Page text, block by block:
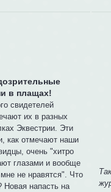
в плащах!
свидетелей
их в разных
Эквестрии. Эти
как отмечают наши
очень "хитро
глазами и вообще
не нравятся". Что
Новая напасть на